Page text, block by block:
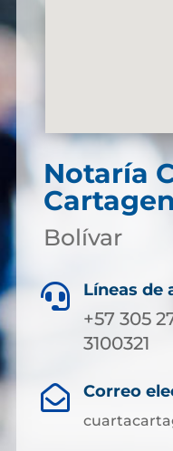
Notaría
Bolívar
 Líneas de
+57 305
3100321
 Correo